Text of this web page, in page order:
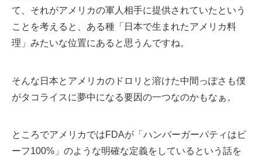
て、それがアメリカの軍人相手に提供されていたという
ことを考えると、ある種「日本で生まれたアメリカ料
理」みたいな位置にあると思うんですね。
そんな日本とアメリカのドロリと溶けた中間っぽさも僕
がタコライスに夢中になる要因の一つなのかもなぁ。
ところでアメリカではFDAが「ハンバーガーパティはビ
ーフ100%」のような明確な定義をしているという話を